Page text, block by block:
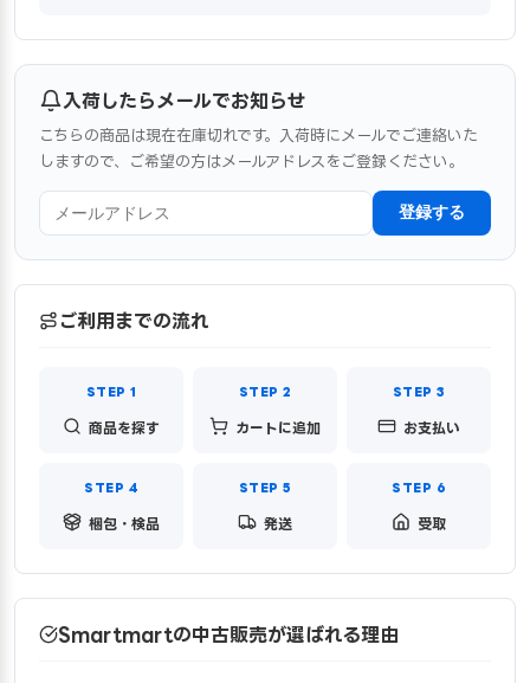
入荷したらメールでお知らせ
こちらの商品は現在在庫切れです。入荷時にメールでご連絡いた
しますので、ご希望の方はメールアドレスをご登録ください。
登録する
ご利用までの流れ
商品を探す カートに追加 お支払い
梱包・検品 発送 受取
Smartmartの中古販売が選ばれる理由